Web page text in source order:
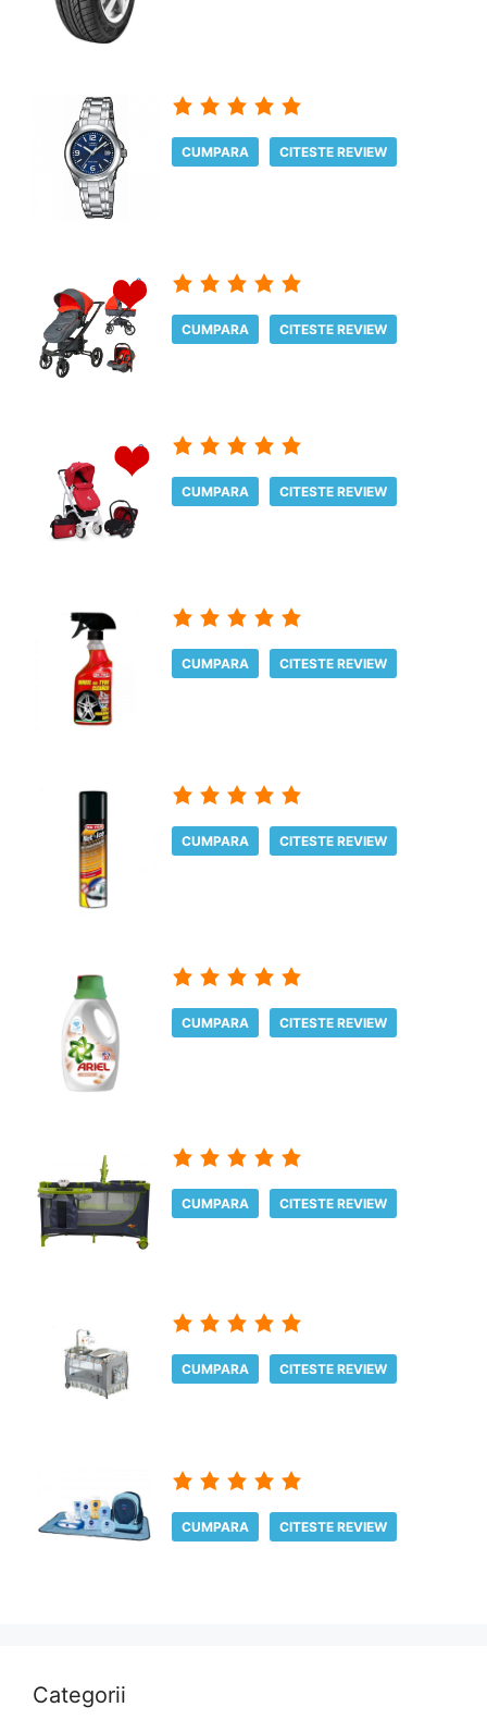
CUMPARA CITESTE REVIEW
CUMPARA CITESTE REVIEW
CUMPARA CITESTE REVIEW
CUMPARA CITESTE REVIEW
CUMPARA CITESTE REVIEW
CUMPARA CITESTE REVIEW
CUMPARA CITESTE REVIEW
CUMPARA CITESTE REVIEW
CUMPARA CITESTE REVIEW
Categorii